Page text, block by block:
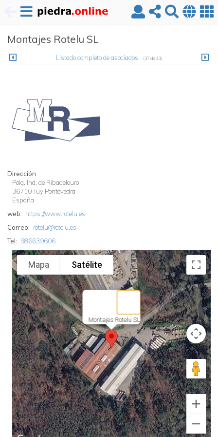
principal
Montajes Rotelu SL
Listado completo de asociados (37 de 43)
Dirección
Polg. Ind. de Ribadelouro
36710Tuy Pontevedra
España
web
https://www.rotelu.es
Correo
rotelu@rotelu.es
Tel
986639606
Montajes Rotelu SL
Mapa Satélite